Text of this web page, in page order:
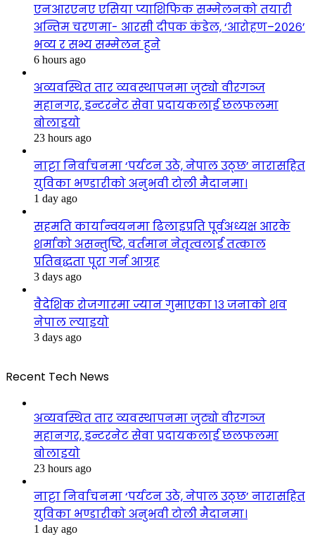
एनआरएनए एसिया प्याशिफिक सम्मेलनको तयारी
अन्तिम चरणमा- आरसी दीपक कंडेल, ‘आरोहण–२०२६’
भव्य र सभ्य सम्मेलन हुने
6 hours ago
अव्यवस्थित तार व्यवस्थापनमा जुट्यो वीरगञ्ज
महानगर, इन्टरनेट सेवा प्रदायकलाई छलफलमा
बोलाइयो
23 hours ago
नाट्टा निर्वाचनमा ‘पर्यटन उठे, नेपाल उठ्छ’ नारासहित
युविका भण्डारीको अनुभवी टोली मैदानमा।
1 day ago
सहमति कार्यान्वयनमा ढिलाइप्रति पूर्वअध्यक्ष आरके
शर्माको असन्तुष्टि, वर्तमान नेतृत्वलाई तत्काल
प्रतिबद्धता पूरा गर्न आग्रह
3 days ago
वैदेशिक रोजगारमा ज्यान गुमाएका १३ जनाको शव
नेपाल ल्याइयो
3 days ago
Recent Tech News
अव्यवस्थित तार व्यवस्थापनमा जुट्यो वीरगञ्ज
महानगर, इन्टरनेट सेवा प्रदायकलाई छलफलमा
बोलाइयो
23 hours ago
नाट्टा निर्वाचनमा ‘पर्यटन उठे, नेपाल उठ्छ’ नारासहित
युविका भण्डारीको अनुभवी टोली मैदानमा।
1 day ago